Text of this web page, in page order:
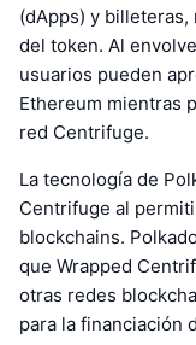
(dApps) y
del token. Al
usuarios pueden
Ethereum mientras
red Centrifuge.
La tecnología de
Centrifuge al
blockchains.
que Wrapped
otras redes
para la financiación